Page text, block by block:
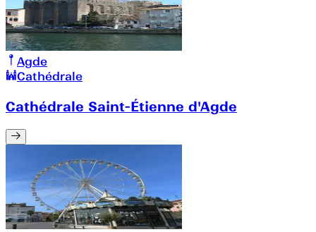
Agde
Cathédrale
Cathédrale Saint-Étienne d'Agde